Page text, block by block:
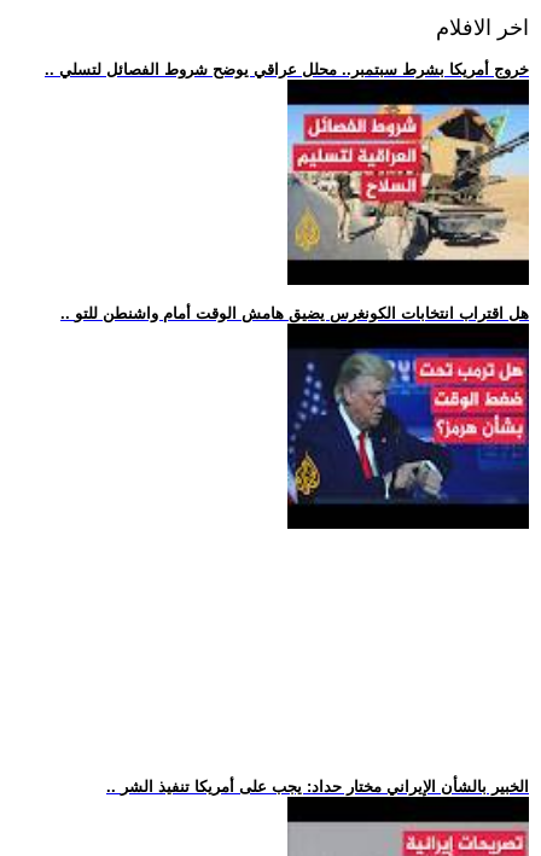
اخر الافلام
.. خروج أمريكا بشرط سبتمبر.. محلل عراقي يوضح شروط الفصائل لتسلي
.. هل اقتراب انتخابات الكونغرس يضيق هامش الوقت أمام واشنطن للتو
.. الخبير بالشأن الإيراني مختار حداد: يجب على أمريكا تنفيذ الشر